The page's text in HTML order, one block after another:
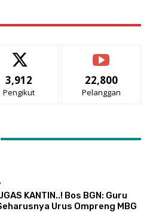
3,912
Pengikut
22,800
Pelanggan
KANTIN..! Bos BGN: Guru
Urus Ompreng MBG